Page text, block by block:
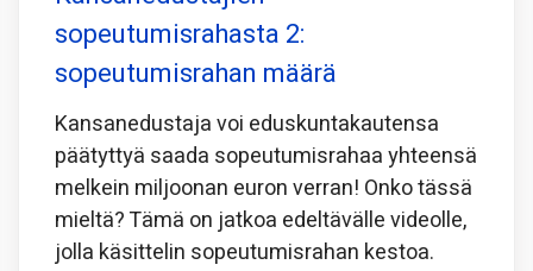
sopeutumisrahasta 2:
sopeutumisrahan määrä
Kansanedustaja voi eduskuntakautensa
päätyttyä saada sopeutumisrahaa yhteensä
melkein miljoonan euron verran! Onko tässä
mieltä? Tämä on jatkoa edeltävälle videolle,
jolla käsittelin sopeutumisrahan kestoa.